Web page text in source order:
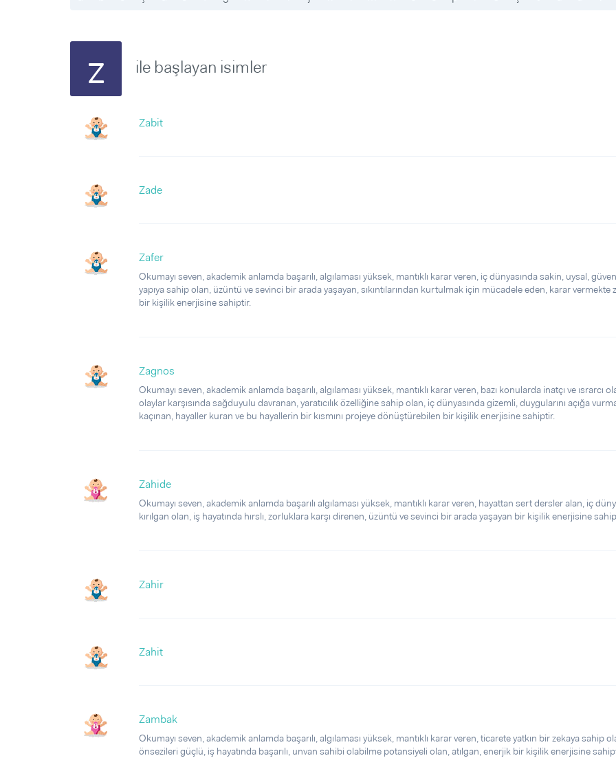
z ile başlayan isimler
Zabit
Zade
Zafer
Okumayı seven, akademik anlamda başarılı, algılaması yüksek, mantıklı karar veren, iç dünyasında sakin, uysal,
yapıya sahip olan, üzüntü ve sevinci bir arada yaşayan, sıkıntılarından kurtulmak için mücadele eden, karar vermekte
bir kişilik enerjisine sahiptir.
Zagnos
Okumayı seven, akademik anlamda başarılı, algılaması yüksek, mantıklı karar veren, bazı konularda inatçı ve ısrarcı
olaylar karşısında sağduyulu davranan, yaratıcılık özelliğine sahip olan, iç dünyasında gizemli, duygularını açığa
kaçınan, hayaller kuran ve bu hayallerin bir kısmını projeye dönüştürebilen bir kişilik enerjisine sahiptir.
Zahide
Okumayı seven, akademik anlamda başarılı algılaması yüksek, mantıklı karar veren, hayattan sert dersler alan, iç
kırılgan olan, iş hayatında hırslı, zorluklara karşı direnen, üzüntü ve sevinci bir arada yaşayan bir kişilik enerjisine
Zahir
Zahit
Zambak
Okumayı seven, akademik anlamda başarılı, algılaması yüksek, mantıklı karar veren, ticarete yatkın bir zekaya sahip
önsezileri güçlü, iş hayatında başarılı, unvan sahibi olabilme potansiyeli olan, atılgan, enerjik bir kişilik enerjisine